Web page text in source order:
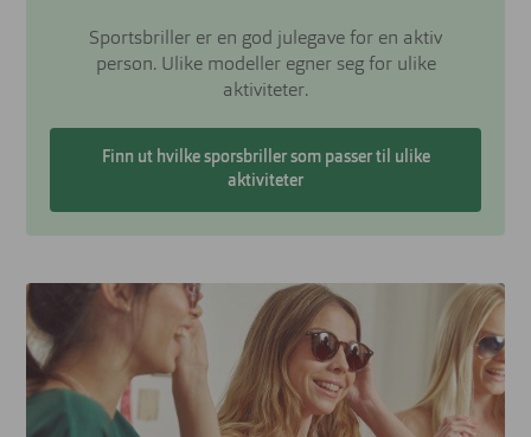
Sportsbriller er en god julegave for en aktiv
person. Ulike modeller egner seg for ulike
aktiviteter.
Finn ut hvilke sporsbriller som passer til ulike
aktiviteter